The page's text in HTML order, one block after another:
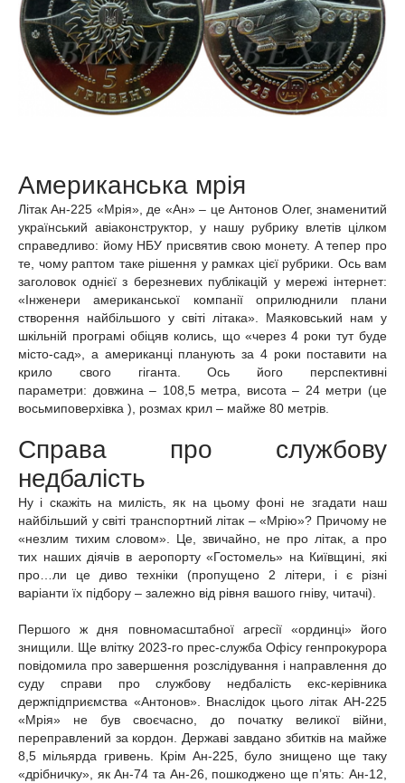
Американська мрія
Літак Ан-225 «Мрія», де «Ан» – це Антонов Олег, знаменитий
український авіаконструктор,
у нашу рубрику влетів цілком
справедливо: йому НБУ присвятив свою монету. А тепер про
те, чому раптом таке рішення у рамках цієї рубрики. Ось вам
заголовок однієї з березневих публікацій у мережі інтернет:
«Інженери американської компанії оприлюднили плани
створення найбільшого у світі літака». Маяковський нам у
шкільній програмі обіцяв колись, що «через 4 роки тут буде
місто-сад», а американці планують за 4 роки поставити на
крило свого гіганта. Ось його перспективні
параметри: довжина – 108,5 метра, висота – 24 метри (це
восьмиповерхівка ), розмах крил – майже 80 метрів.
Справа про службову
недбалість
Ну і скажіть на милість, як на цьому фоні не згадати наш
найбільший у світі транспортний літак – «Мрію»? Причому не
«незлим тихим словом». Це, звичайно, не про літак, а про
тих наших діячів в аеропорту «Гостомель» на Київщині, які
про…ли це диво техніки (пропущено 2 літери, і є різні
варіанти їх підбору – залежно від рівня вашого гніву, читачі).
Першого ж дня повномасштабної агресії «ординці» його
знищили. Ще влітку 2023-го прес-служба Офісу генпрокурора
повідомила про завершення розслідування і направлення до
суду справи про службову недбалість екс-керівника
держпідприємства «Антонов». Внаслідок цього літак АН-225
«Мрія» не був своєчасно, до початку великої війни,
переправлений за кордон. Державі завдано збитків на майже
8,5 мільярда гривень.
Крім Ан-225, було знищено ще таку
«дрібничку», як Ан-74 та Ан-26, пошкоджено ще п’ять: Ан-12,